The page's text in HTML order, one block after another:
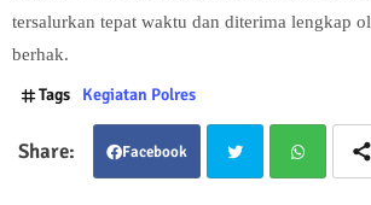
tersalurkan tepat waktu dan diterima lengkap
berhak.
Tags Kegiatan Polres
Facebook